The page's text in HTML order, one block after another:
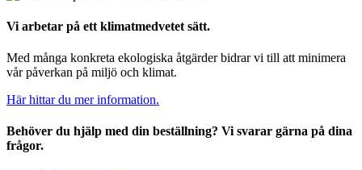
Vi arbetar på ett klimatmedvetet sätt.
Med många konkreta ekologiska åtgärder bidrar vi till att minimera
vår påverkan på miljö och klimat.
Här hittar du mer information.
Behöver du hjälp med din beställning? Vi svarar gärna på dina
frågor.